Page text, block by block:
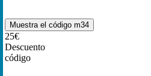
Muestra el código m34
25€
Descuento
código